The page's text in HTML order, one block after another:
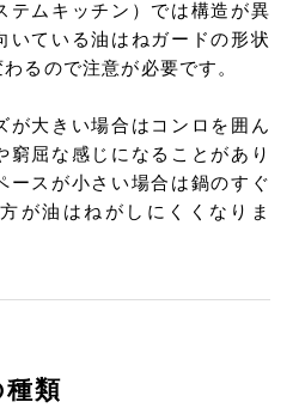
テムキッチン）では構造が異
いている油はねガードの形状
るので注意が必要です。
が大きい場合はコンロを囲ん
窮屈な感じになることがあり
ースが小さい場合は鍋のすぐ
が油はねがしにくくなりま
類